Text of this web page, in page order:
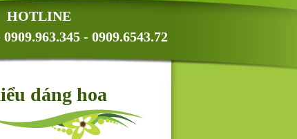
HOTLINE
- 0909.6543.72
dáng hoa